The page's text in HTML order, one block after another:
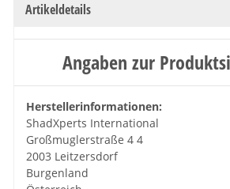
Artikeldetails
Angaben zur
Herstellerinformationen:
ShadXperts International
Großmuglerstraße 4 4
2003 Leitzersdorf
Burgenland